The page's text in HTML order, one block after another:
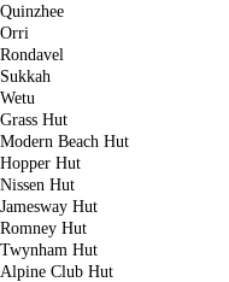
Quinzhee
Orri
Rondavel
Sukkah
Wetu
Grass Hut
Modern Beach Hut
Hopper Hut
Nissen Hut
Jamesway Hut
Romney Hut
Twynham Hut
Alpine Club Hut